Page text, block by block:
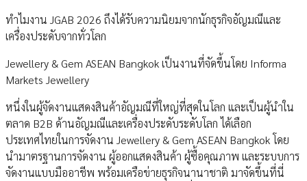
ทำไมงาน JGAB 2026 ถึงได้รับความนิยมจากนักธุรกิจอัญมณีและ
เครื่องประดับจากทั่วโลก
Jewellery & Gem ASEAN Bangkok เป็นงานที่จัดขึ้นโดย Informa
Markets Jewellery
หนึ่งในผู้จัดงานแสดงสินค้าอัญมณีที่ใหญ่ที่สุดในโลก และเป็นผู้นำใน
ตลาด B2B ด้านอัญมณีและเครื่องประดับระดับโลก ได้เลือก
ประเทศไทยในการจัดงาน Jewellery & Gem ASEAN Bangkok โดย
นำมาตรฐานการจัดงาน ผู้ออกแสดงสินค้า ผู้ซื้อคุณภาพ และระบบการ
จัดงานแบบมืออาชีพ พร้อมเครือข่ายธุรกิจนานาชาติ มาจัดขึ้นที่นี่